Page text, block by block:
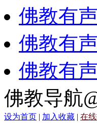
佛教有
佛教有
佛教有
佛教导航
设为首页 | 加入收藏 | 在